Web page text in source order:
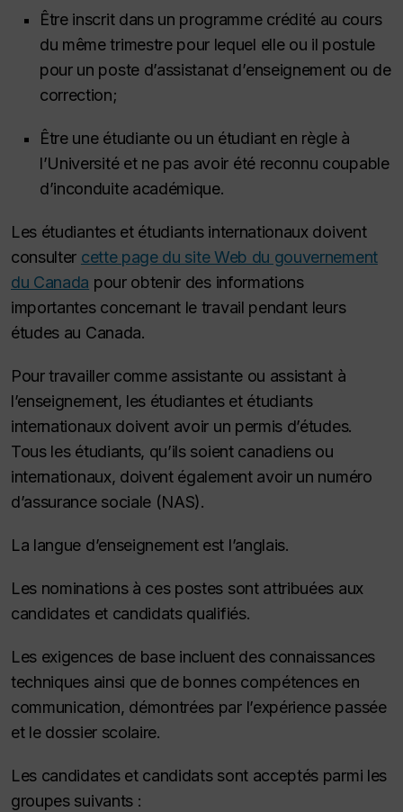
Être inscrit dans un programme crédité au cours
du même trimestre pour lequel elle ou il postule
pour un poste d’assistanat d’enseignement ou de
correction;
Être une étudiante ou un étudiant en règle à
l’Université et ne pas avoir été reconnu coupable
d’inconduite académique.
Les étudiantes et étudiants internationaux doivent
consulter cette page du site Web du gouvernement
du Canada pour obtenir des informations
importantes concernant le travail pendant leurs
études au Canada.
Pour travailler comme assistante ou assistant à
l’enseignement, les étudiantes et étudiants
internationaux doivent avoir un permis d’études.
Tous les étudiants, qu’ils soient canadiens ou
internationaux, doivent également avoir un numéro
d’assurance sociale (NAS).
La langue d’enseignement est l’anglais.
Les nominations à ces postes sont attribuées aux
candidates et candidats qualifiés.
Les exigences de base incluent des connaissances
techniques ainsi que de bonnes compétences en
communication, démontrées par l’expérience passée
et le dossier scolaire.
Les candidates et candidats sont acceptés parmi les
groupes suivants :